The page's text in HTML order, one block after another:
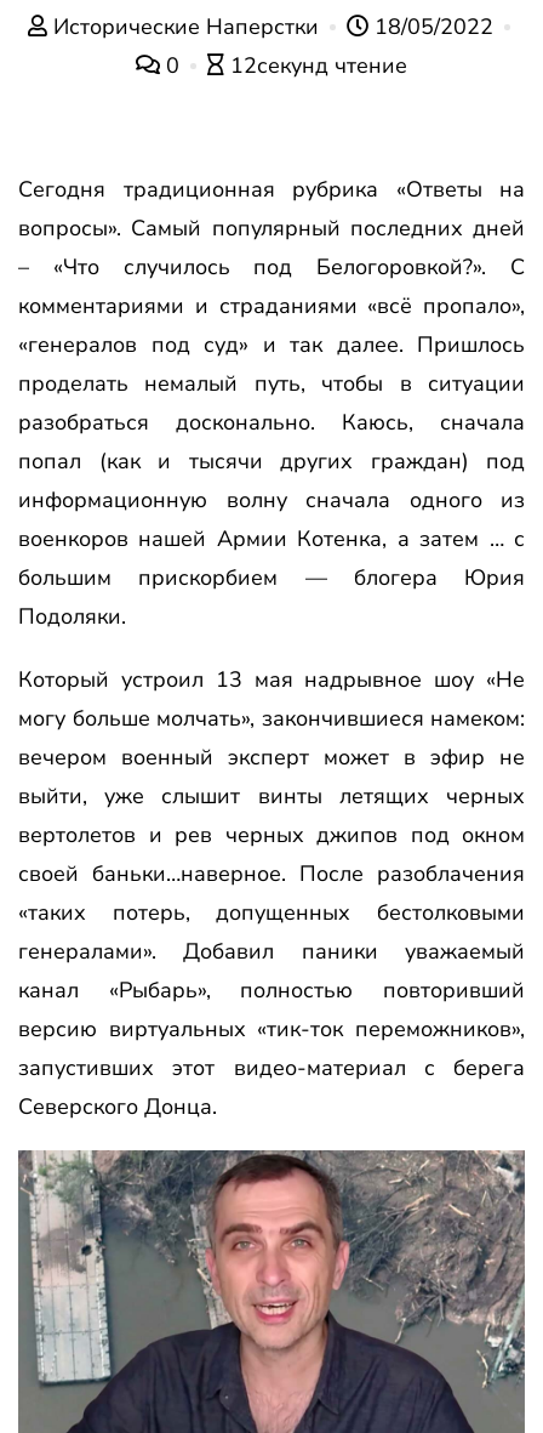
Исторические Наперстки
18/05/2022
0
12секунд чтение
Сегодня традиционная рубрика «Ответы на
вопросы». Самый популярный последних дней
– «Что случилось под Белогоровкой?». С
комментариями и страданиями «всё пропало»,
«генералов под суд» и так далее. Пришлось
проделать немалый путь, чтобы в ситуации
разобраться досконально. Каюсь, сначала
попал (как и тысячи других граждан) под
информационную волну сначала одного из
военкоров нашей Армии Котенка, а затем … с
большим прискорбием — блогера Юрия
Подоляки.
Который устроил 13 мая надрывное шоу «Не
могу больше молчать», закончившиеся намеком:
вечером военный эксперт может в эфир не
выйти, уже слышит винты летящих черных
вертолетов и рев черных джипов под окном
своей баньки…наверное. После разоблачения
«таких потерь, допущенных бестолковыми
генералами». Добавил паники уважаемый
канал «Рыбарь», полностью повторивший
версию виртуальных «тик-ток переможников»,
запустивших этот видео-материал с берега
Северского Донца.